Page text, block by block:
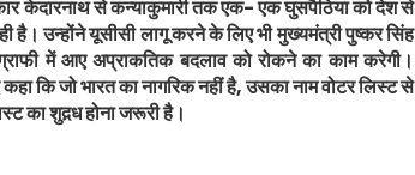
केदारनाथ से कन्याकुमारी तक एक- एक घुसपैठिया को देश से
है। उन्होंने यूसीसी लागू करने के लिए भी मुख्यमंत्री पुष्कर सिंह
में आए अप्राकतिक बदलाव को रोकने का काम करेगी।
कि जो भारत का नागरिक नहीं है, उसका नाम वोटर लिस्ट से
का शुद़ध होना जरूरी है।